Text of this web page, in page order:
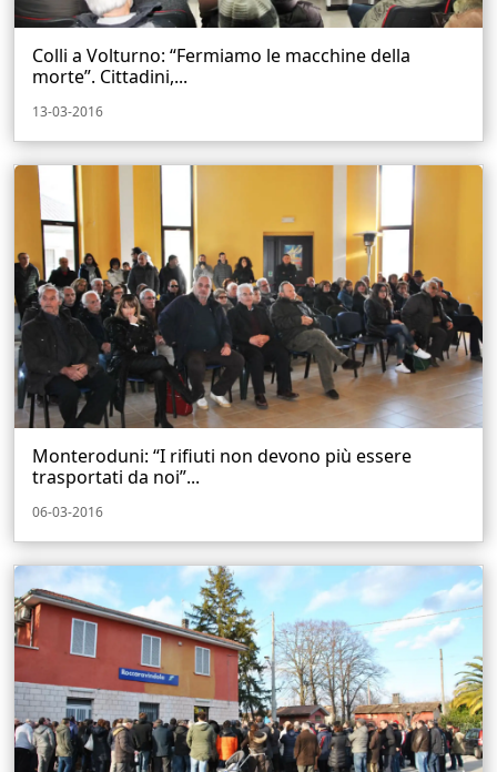
Colli a Volturno: “Fermiamo le macchine della
morte”. Cittadini,...
13-03-2016
Monteroduni: “I rifiuti non devono più essere
trasportati da noi”...
06-03-2016